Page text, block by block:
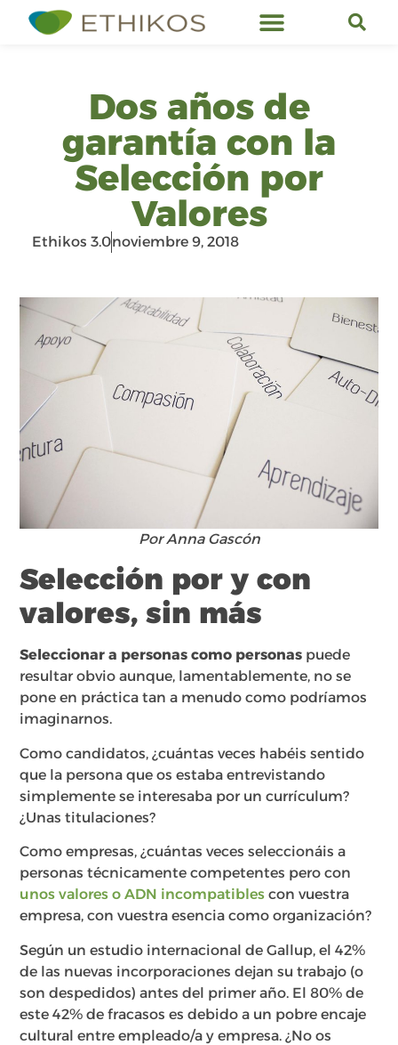
Dos años de
garantía con la
Selección por
Valores
Ethikos 3.0noviembre 9, 2018
Por Anna Gascón
Selección por y con
valores, sin más
Seleccionar a personas como personas puede
resultar obvio aunque, lamentablemente, no se
pone en práctica tan a menudo como podríamos
imaginarnos.
Como candidatos, ¿cuántas veces habéis sentido
que la persona que os estaba entrevistando
simplemente se interesaba por un currículum?
¿Unas titulaciones?
Como empresas, ¿cuántas veces seleccionáis a
personas técnicamente competentes pero con
unos valores o ADN incompatibles con vuestra
empresa, con vuestra esencia como organización?
Según un estudio internacional de Gallup, el 42%
de las nuevas incorporaciones dejan su trabajo (o
son despedidos) antes del primer año. El 80% de
este 42% de fracasos es debido a un pobre encaje
cultural entre empleado/a y empresa. ¿No os